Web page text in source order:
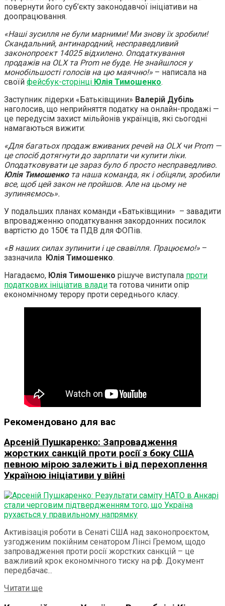
повернути його суб’єкту законодавчої ініціативи на
доопрацювання.
«Наші зусилля не були марними! Ми знову їх зробили!
Скандальний, антинародний, несправедливий
законопроєкт 14025 відхилено. Оподаткування
продажів на OLX та Prom не буде. Не знайшлося у
монобільшості голосів на цю маячню!» – написала на
своїй фейсбук-сторінці Юлія Тимошенко.
Заступник лідерки «Батьківщини» Валерій Дубіль
наголосив, що неприйняття податку на онлайн-продажі —
це передусім захист мільйонів українців, які сьогодні
намагаються вижити:
«Для багатьох продаж вживаних речей на OLX чи Prom —
це спосіб дотягнути до зарплати чи купити ліки.
Оподатковувати це зараз було б просто несправедливо.
Юлія Тимошенкота наша команда, як і обіцяли, зробили
все, щоб цей закон не пройшов. Але на цьому не
зупиняємось».
У подальших планах команди «Батьківщини» – завадити
впровадженню оподаткування закордонних посилок
вартістю до 150€ та ПДВ для ФОПів.
«В наших силах зупинити і це свавілля. Працюємо!» –
зазначила Юлія Тимошенко.
Нагадаємо, Юлія Тимошенко рішуче виступала проти
податкових ініціатив влади та готова чинити опір
економічному терору проти середнього класу.
Рекомендовано для вас
Арсеній Пушкаренко: Запровадження
жорстких санкцій проти росії з боку США
певною мірою залежить і від перехоплення
Україною ініціативи у війні
Активізація роботи в Сенаті США над законопроєктом,
узгодженим покійним сенатором Лінсі Гремом, щодо
запровадження проти росії жорстких санкцій – це
важливий крок економічного тиску на рф. Документ
передбачає...
Читати ще